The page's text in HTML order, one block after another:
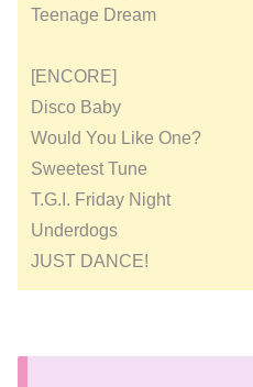
Teenage Dream
[ENCORE]
Disco Baby
Would You Like One?
Sweetest Tune
T.G.I. Friday Night
Underdogs
JUST DANCE!